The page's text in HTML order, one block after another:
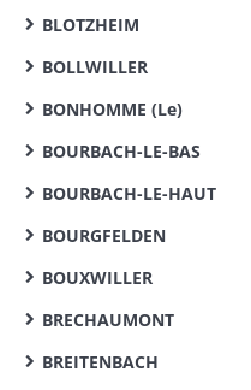
BLOTZHEIM
BOLLWILLER
BONHOMME (Le)
BOURBACH-LE-BAS
BOURBACH-LE-HAUT
BOURGFELDEN
BOUXWILLER
BRECHAUMONT
BREITENBACH